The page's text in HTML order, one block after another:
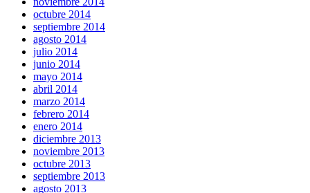
octubre 2014
septiembre 2014
agosto 2014
julio 2014
junio 2014
mayo 2014
abril 2014
marzo 2014
febrero 2014
enero 2014
diciembre 2013
noviembre 2013
octubre 2013
septiembre 2013
agosto 2013